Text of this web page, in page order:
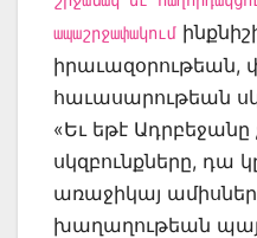
ապաշրջափակում
իրաւազօրութեան,
հաւասարութեան
«Եւ եթէ Ադրբեջանը
սկզբունքները, դա
առաջիկայ
խաղաղութեան